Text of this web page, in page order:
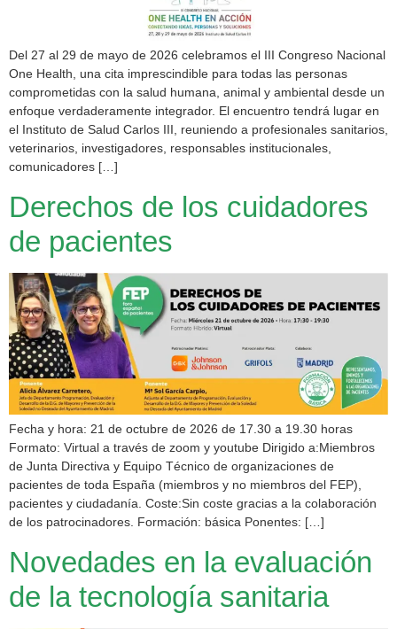
Del 27 al 29 de mayo de 2026 celebramos el III Congreso Nacional
One Health, una cita imprescindible para todas las personas
comprometidas con la salud humana, animal y ambiental desde un
enfoque verdaderamente integrador. El encuentro tendrá lugar en
el Instituto de Salud Carlos III, reuniendo a profesionales sanitarios,
veterinarios, investigadores, responsables institucionales,
comunicadores […]
Derechos de los cuidadores
de pacientes
Fecha y hora: 21 de octubre de 2026 de 17.30 a 19.30 horas
Formato: Virtual a través de zoom y youtube Dirigido a:Miembros
de Junta Directiva y Equipo Técnico de organizaciones de
pacientes de toda España (miembros y no miembros del FEP),
pacientes y ciudadanía. Coste:Sin coste gracias a la colaboración
de los patrocinadores. Formación: básica Ponentes: […]
Novedades en la evaluación
de la tecnología sanitaria